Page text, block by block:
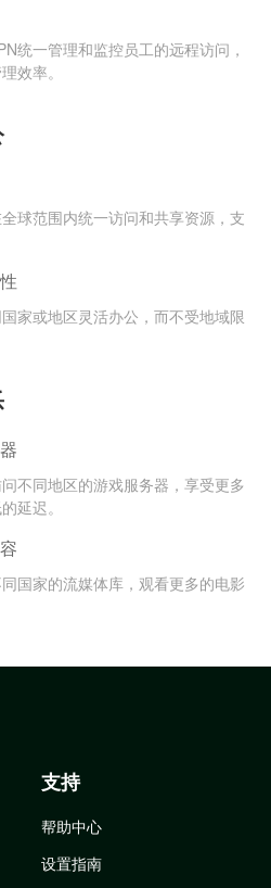
统一管理和监控员工的远程访问，
效率。
球范围内统一访问和共享资源，支
家或地区灵活办公，而不受地域限
不同地区的游戏服务器，享受更多
延迟。
国家的流媒体库，观看更多的电影
支持
帮助中心
设置指南